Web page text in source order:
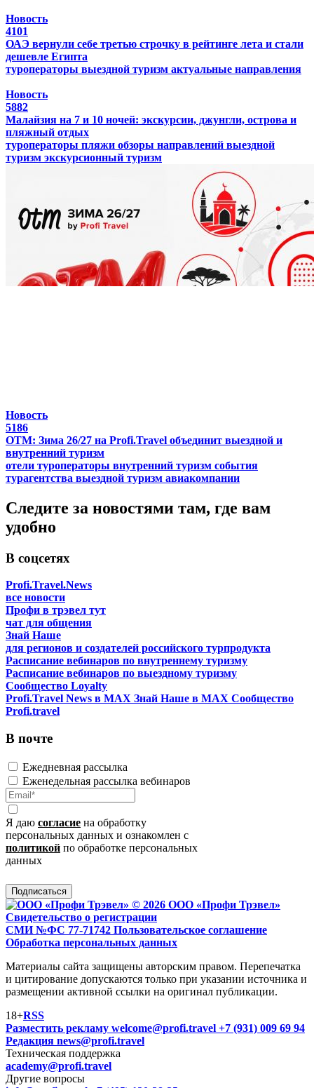
Новость
4101
ОАЭ вернули себе третью строчку в рейтинге лета и стали
дешевле Египта
туроператоры выездной туризм актуальные направления
Новость
5882
Малайзия на 7 и 10 ночей: экскурсии, джунгли, острова и
пляжный отдых
туроператоры пляжи обзоры направлений выездной
туризм экскурсионный туризм
Новость
5186
ОТМ: Зима 26/27 на Profi.Travel объединит выездной и
внутренний туризм
отели туроператоры внутренний туризм события
турагентства выездной туризм авиакомпании
Следите за новостями там, где вам
удобно
В соцсетях
Profi.Travel.News
все новости
Профи в трэвел тут
чат для общения
Знай Наше
для регионов и создателей российского турпродукта
Расписание вебинаров по внутреннему туризму
Расписание вебинаров по выездному туризму
Сообщество Loyalty
Profi.Travel News в MAX Знай Наше в MAX Сообщество
Profi.travel
В почте
Ежедневная рассылка
Еженедельная рассылка вебинаров
Я даю согласие на обработку
персональных данных и ознакомлен с
политикой по обработке персональных
данных
Подписаться
© 2026 ООО «Профи Трэвeл»
Свидетельство о регистрации
СМИ №ФС 77-71742 Пользовательское соглашение
Обработка персональных данных
Материалы сайта защищены авторским правом. Перепечатка
и цитирование допускаются только при указании источника и
размещении активной ссылки на оригинал публикации.
18+RSS
Разместить рекламу welcome@profi.travel +7 (931) 009 69 94
Редакция news@profi.travel
Техническая поддержка
academy@profi.travel
Другие вопросы